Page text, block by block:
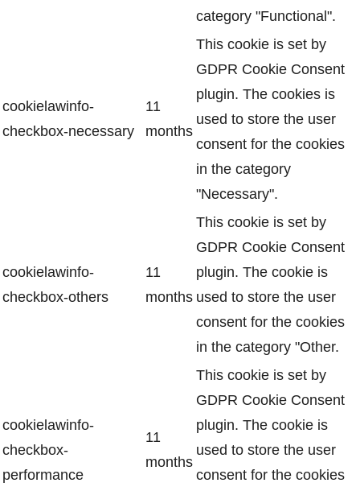
category "Functional".
cookielawinfo-
checkbox-necessary
11
months
This cookie is set by
GDPR Cookie Consent
plugin. The cookies is
used to store the user
consent for the cookies
in the category
"Necessary".
cookielawinfo-
checkbox-others
11
months
This cookie is set by
GDPR Cookie Consent
plugin. The cookie is
used to store the user
consent for the cookies
in the category "Other.
cookielawinfo-
checkbox-
performance
11
months
This cookie is set by
GDPR Cookie Consent
plugin. The cookie is
used to store the user
consent for the cookies